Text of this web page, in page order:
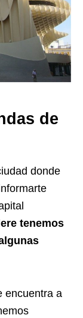
de
donde
tenemos
encuentra a